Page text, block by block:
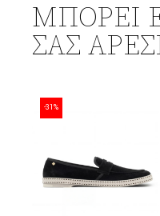
ΜΠΟΡΕΊ
ΣΑΣ
-31%